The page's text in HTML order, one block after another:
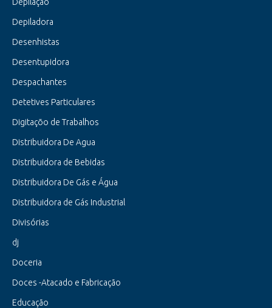
Depiladora
Desenhistas
Desentupidora
Despachantes
Detetives Particulares
Digitaçõo de Trabalhos
Distribuidora De Agua
Distribuidora de Bebidas
Distribuidora De Gás e Água
Distribuidora de Gás Industrial
Divisórias
dj
Doceria
Doces -Atacado e Fabricação
Educação